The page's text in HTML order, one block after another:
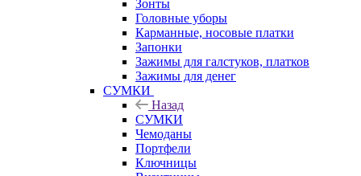
Зонты
Головные уборы
Карманные, носовые платки
Запонки
Зажимы для галстуков, платков
Зажимы для денег
СУМКИ
Назад
СУМКИ
Чемоданы
Портфели
Ключницы